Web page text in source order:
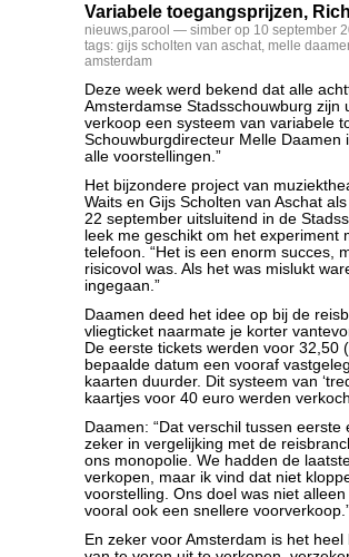
Variabele toegangsprijzen,
nieuws,parool — simber op 10 september
tags: gijs scholten van aschat, melle
amsterdam
Deze week werd bekend dat alle
Amsterdamse Stadsschouwburg zijn
verkoop een systeem van variabele
Schouwburgdirecteur Melle Daamen
alle voorstellingen.”
Het bijzondere project van
Waits en Gijs Scholten van Aschat
22 september uitsluitend in de
leek me geschikt om het experiment
telefoon. “Het is een enorm succes,
risicovol was. Als het was mislukt
ingegaan.”
Daamen deed het idee op bij de
vliegticket naarmate je korter
De eerste tickets werden voor 32,50
bepaalde datum een vooraf
kaarten duurder. Dit systeem van
kaartjes voor 40 euro werden
Daamen: “Dat verschil tussen
zeker in vergelijking met de
ons monopolie. We hadden de
verkopen, maar ik vind dat niet
voorstelling. Ons doel was niet
vooral ook een snellere
En zeker voor Amsterdam is het